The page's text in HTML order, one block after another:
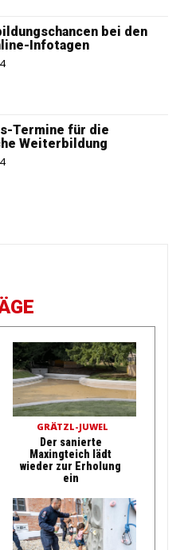
bei den
Infotagen
Termine für die
Weiterbildung
GRÄTZL-JUWEL
Der sanierte
Maxingteich lädt
wieder zur Erholung
ein